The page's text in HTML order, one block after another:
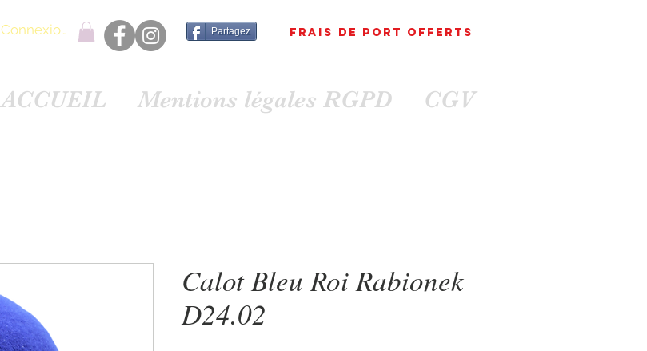
Connexion Partagez FRAIS DE PORT OFFErts
ACCUEIL Mentions légales RGPD CGV
Calot Bleu Roi Rabionek
D24.02